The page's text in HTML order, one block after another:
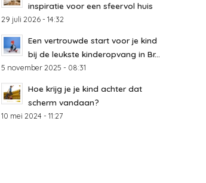
inspiratie voor een sfeervol huis
29 juli 2026 - 14:32
Een vertrouwde start voor je kind
bij de leukste kinderopvang in Br...
5 november 2025 - 08:31
Hoe krijg je je kind achter dat
scherm vandaan?
10 mei 2024 - 11:27